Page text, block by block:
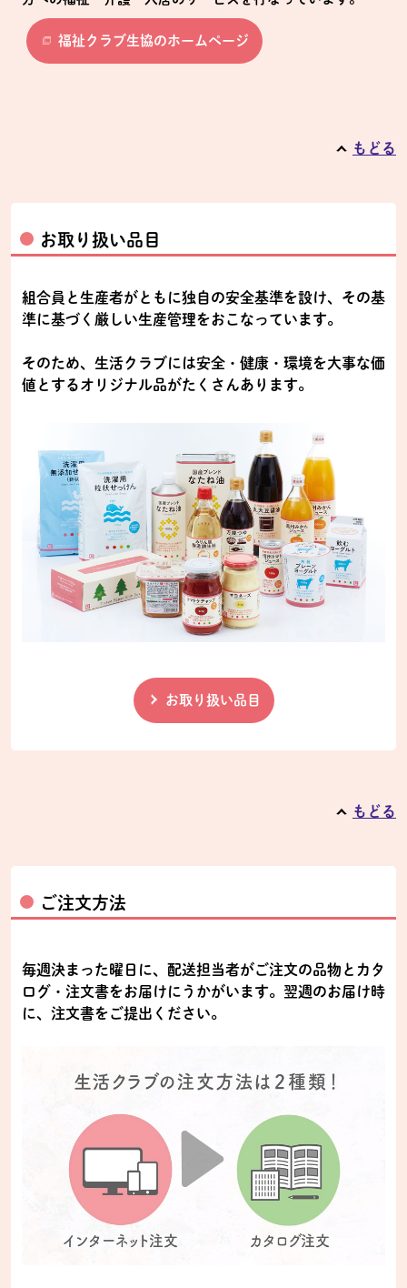
福祉クラブ生協のホームページ
もどる
お取り扱い品目
組合員と生産者がともに独自の安全基準を設け、その基
準に基づく厳しい生産管理をおこなっています。
そのため、生活クラブには安全・健康・環境を大事な価
値とするオリジナル品がたくさんあります。
お取り扱い品目
もどる
ご注文方法
毎週決まった曜日に、配送担当者がご注文の品物とカタ
ログ・注文書をお届けにうかがいます。翌週のお届け時
に、注文書をご提出ください。